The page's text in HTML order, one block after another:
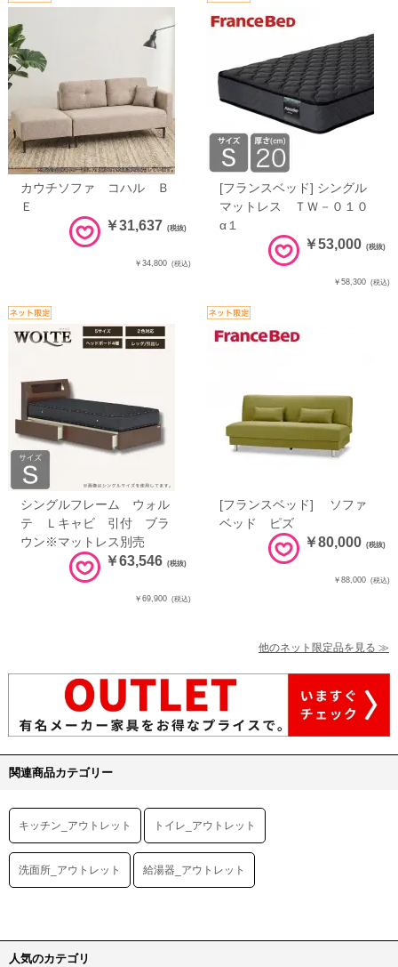
カウチソファ コハル Ｂ
Ｅ
￥31,637 (税抜)
￥34,800 (税込)
[フランスベッド] シングル
マットレス ＴＷ－０１０
α１
￥53,000 (税抜)
￥58,300 (税込)
シングルフレーム ウォル
テ Ｌキャビ 引付 ブラ
ウン※マットレス別売
￥63,546 (税抜)
￥69,900 (税込)
[フランスベッド] ソファ
ベッド ピズ
￥80,000 (税抜)
￥88,000 (税込)
他のネット限定品を見る ≫
関連商品カテゴリー
キッチン_アウトレット トイレ_アウトレット
洗面所_アウトレット 給湯器_アウトレット
人気のカテゴリ